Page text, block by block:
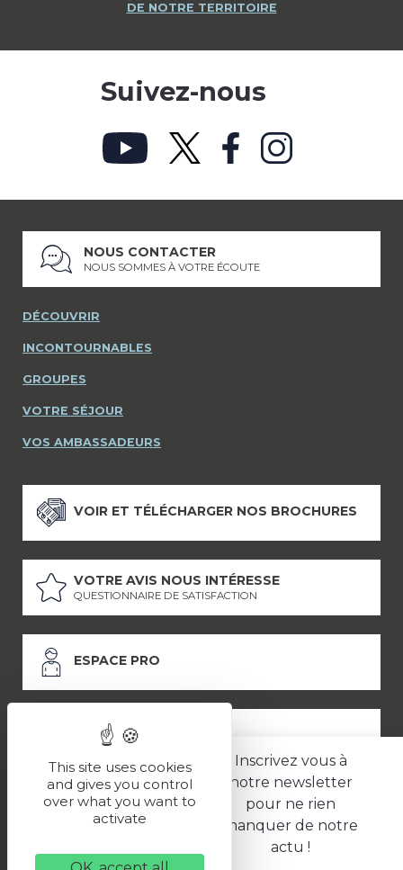
Inscrivez vous à
notre newsletter
pour ne rien
manquer de notre
actu !
DE NOTRE TERRITOIRE
Suivez-nous
NOUS CONTACTER
NOUS SOMMES À VOTRE ÉCOUTE
DÉCOUVRIR
INCONTOURNABLES
GROUPES
VOTRE SÉJOUR
VOS AMBASSADEURS
VOIR ET TÉLÉCHARGER NOS BROCHURES
VOTRE AVIS NOUS INTÉRESSE
QUESTIONNAIRE DE SATISFACTION
ESPACE PRO
ESPACE PRESSE
LES PARTENAIRES
Politique de confidentialité
This site uses cookies
and gives you control
over what you want to
activate